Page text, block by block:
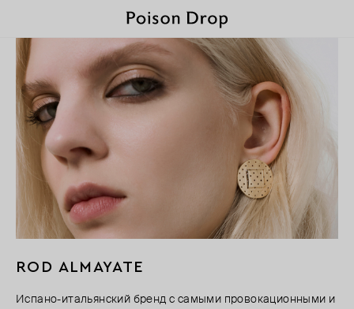
ROD ALMAYATE
Испано-итальянский бренд с самыми провокационными и